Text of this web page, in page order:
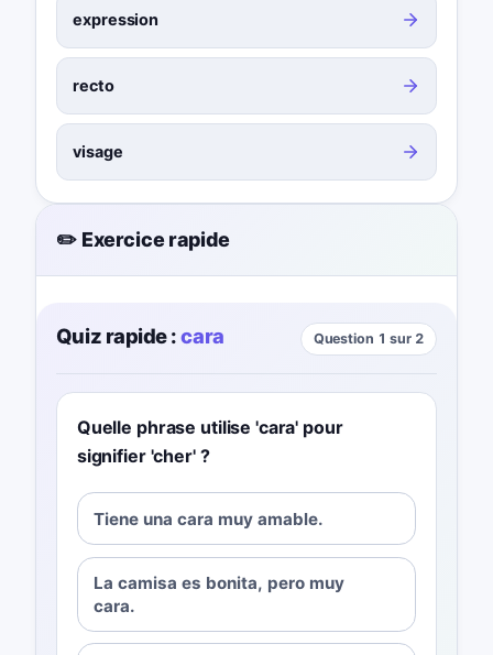
expression
recto
visage
✏️ Exercice rapide
Quiz rapide : cara Question 1 sur 2
Quelle phrase utilise 'cara' pour
signifier 'cher' ?
Tiene una cara muy amable.
La camisa es bonita, pero muy
cara.